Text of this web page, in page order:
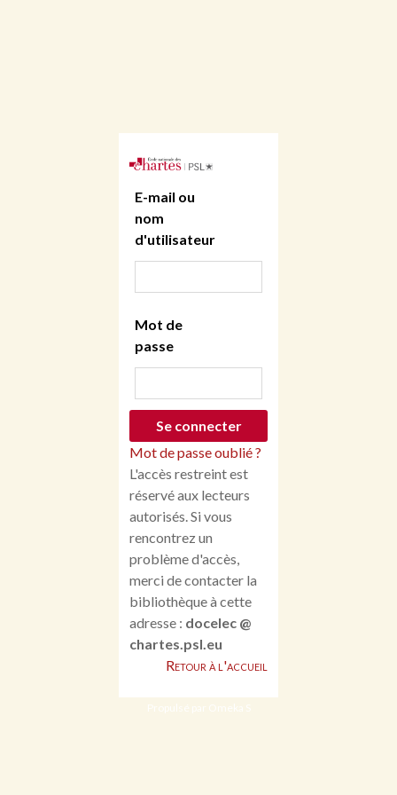
E-mail ou
nom
d'utilisateur
Mot de
passe
Mot de passe oublié ?
L'accès restreint est
réservé aux lecteurs
autorisés. Si vous
rencontrez un
problème d'accès,
merci de contacter la
bibliothèque à cette
adresse : docelec @
chartes.psl.eu
Retour à l'accueil
Propulsé par Omeka S